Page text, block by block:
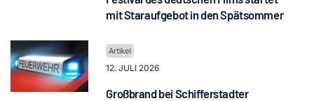
mit Staraufgebot in den Spätsommer
12. JULI 2026
Großbrand bei Schifferstadter